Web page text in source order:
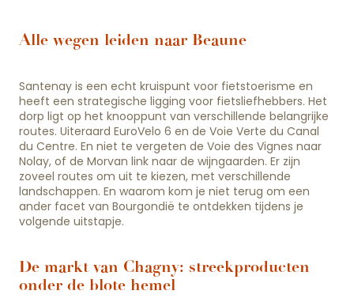
Alle wegen leiden naar Beaune
Santenay is een echt kruispunt voor fietstoerisme en
heeft een strategische ligging voor fietsliefhebbers. Het
dorp ligt op het knooppunt van verschillende belangrijke
routes. Uiteraard EuroVelo 6 en de Voie Verte du Canal
du Centre. En niet te vergeten de Voie des Vignes naar
Nolay, of de Morvan link naar de wijngaarden. Er zijn
zoveel routes om uit te kiezen, met verschillende
landschappen. En waarom kom je niet terug om een
ander facet van Bourgondië te ontdekken tijdens je
volgende uitstapje.
De markt van Chagny: streekproducten
onder de blote hemel